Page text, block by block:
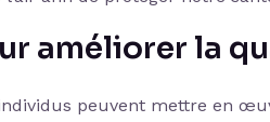
améliorer la
peuvent mettre en